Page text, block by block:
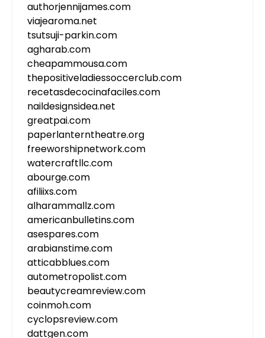
authorjennijames.com
viajearoma.net
tsutsuji-parkin.com
agharab.com
cheapammousa.com
thepositiveladiessoccerclub.com
recetasdecocinafaciles.com
naildesignsidea.net
greatpai.com
paperlanterntheatre.org
freeworshipnetwork.com
watercraftllc.com
abourge.com
afiliixs.com
alharammallz.com
americanbulletins.com
asespares.com
arabianstime.com
atticabblues.com
autometropolist.com
beautycreamreview.com
coinmoh.com
cyclopsreview.com
dattgen.com